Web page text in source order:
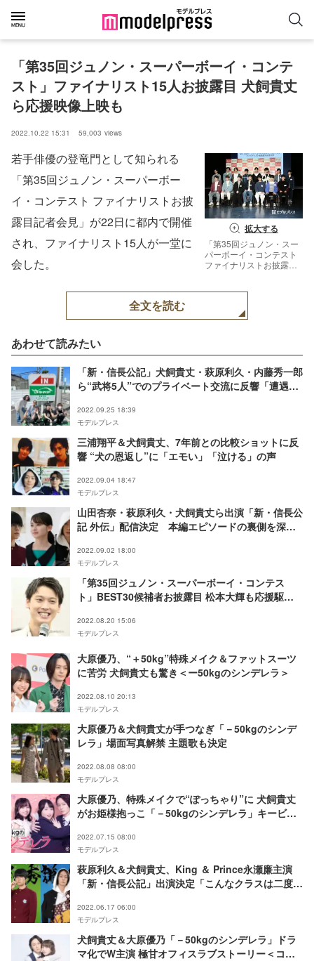
「第35回ジュノン・スーパーボーイ・コンテ
スト」ファイナリスト15人お披露目 犬飼貴丈
ら応援映像上映も
2022.10.22 15:31 59,003 views
拡大する
「第35回ジュノン・スー
パーボーイ・コンテスト
ファイナリストお披露目
司、吉田剛明、和田桜
中西瞬祐、下村未空、西
輝、福間悠生、藤本洸大
（C）モデルプレス
若手俳優の登竜門として知られる
「第35回ジュノン・スーパーボー
イ・コンテスト ファイナリストお披
露目記者会見」が22日に都内で開催
され、ファイナリスト15人が一堂に
会した。
全文を読む
あわせて読みたい
「新・信長公記」犬飼貴丈・萩原利久・内藤秀一郎
ら“武将5人”でのプライベート交流に反響「遭遇し
2022.09.25 18:39
モデルプレス
三浦翔平＆犬飼貴丈、7年前との比較ショットに反
響 “犬の恩返し”に「エモい」「泣ける」の声
2022.09.04 18:47
モデルプレス
山田杏奈・萩原利久・犬飼貴丈ら出演「新・信長公
記 外伝」配信決定 本編エピソードの裏側を深掘
2022.09.02 18:00
モデルプレス
「第35回ジュノン・スーパーボーイ・コンテス
ト」BEST30候補者お披露目 松本大輝も応援駆け
2022.08.20 15:06
モデルプレス
大原優乃、“＋50kg”特殊メイク＆ファットスーツ
に苦労 犬飼貴丈も驚き＜ー50kgのシンデレラ＞
2022.08.10 20:13
モデルプレス
大原優乃＆犬飼貴丈が手つなぎ「－50kgのシンデ
レラ」場面写真解禁 主題歌も決定
2022.08.08 08:00
モデルプレス
大原優乃、特殊メイクで“ぽっちゃり”に 犬飼貴丈
がお姫様抱っこ「－50kgのシンデレラ」キービジ
2022.07.15 08:00
モデルプレス
萩原利久＆犬飼貴丈、King ＆ Prince永瀬廉主演
「新・信長公記」出演決定「こんなクラスは二度と
2022.06.17 06:00
モデルプレス
犬飼貴丈＆大原優乃「－50kgのシンデレラ」ドラ
マ化でW主演 極甘オフィスラブストーリー＜コメ